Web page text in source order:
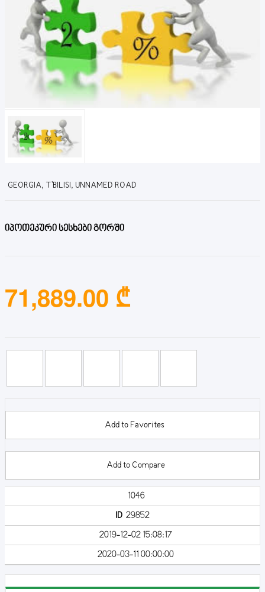
GEORGIA, T'BILISI, UNNAMED ROAD
იპოთეკური სესხები გორში
71,889.00 ₾
Add to Favorites
Add to Compare
1046
ID29852
2019-12-02 15:08:17
2020-03-11 00:00:00